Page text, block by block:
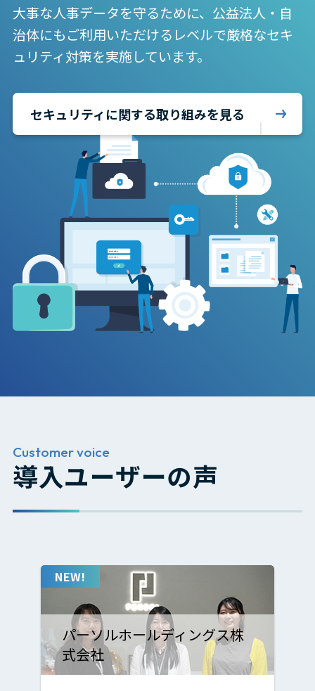
大事な人事データを守るために、公益法人・自
治体にもご利用いただけるレベルで厳格なセキ
ュリティ対策を実施しています。
セキュリティに関する取り組みを見る
Customer voice
導入ユーザーの声
ヤマト運輸株式会社